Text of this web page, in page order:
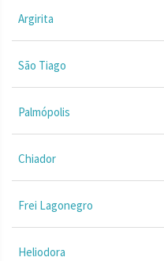
Argirita
São Tiago
Palmópolis
Chiador
Frei Lagonegro
Heliodora